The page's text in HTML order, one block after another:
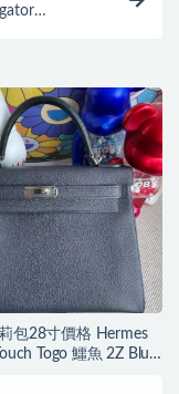
包28寸價格 Hermes
Togo 鱷魚 2Z Blue